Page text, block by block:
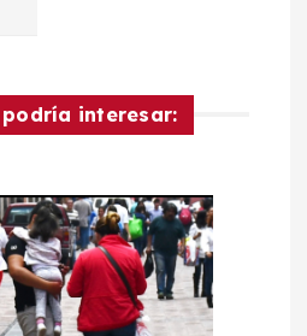
interesar: